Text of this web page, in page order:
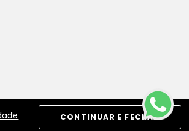
CONTINUAR E FECHAR